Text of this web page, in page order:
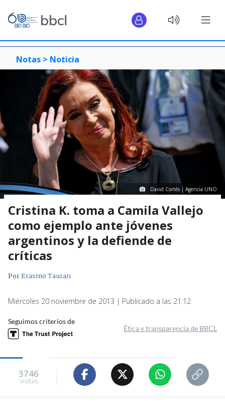
Notas > Noticia
David Cortés | Agencia UNO
Cristina K. toma a Camila Vallejo
como ejemplo ante jóvenes
argentinos y la defiende de
críticas
PorErasmo Tauran
Miércoles 20 noviembre de 2013 | Publicado a las 21:12
Seguimos criterios de
Ética y transparencia de BBCL
3746
visitas